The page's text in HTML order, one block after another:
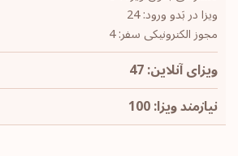
ویزا در بَدو ورود: 24
مجوز الکترونیکی سفر: 4
ویزای آنلاین: 47
نیازمند ویزا: 100